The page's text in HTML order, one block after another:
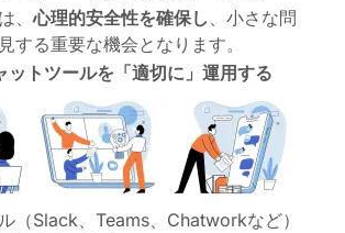
、心理的安全性を確保し 、小さな問
する重要な機会となります。
ットツールを「適切に」運用する
（Slack、Teams、Chatworkなど）